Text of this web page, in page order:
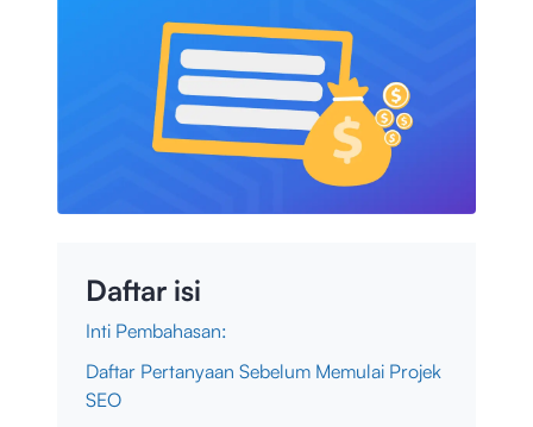
Daftar isi
Inti Pembahasan:
Daftar Pertanyaan Sebelum Memulai Projek
SEO